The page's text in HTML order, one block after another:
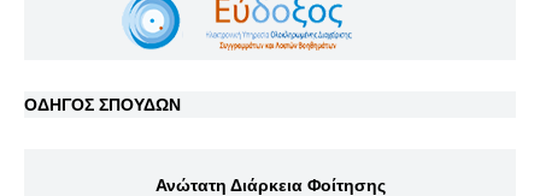
ΟΔΗΓΟΣ ΣΠΟΥΔΩΝ
Ανώτατη Διάρκεια Φοίτησης